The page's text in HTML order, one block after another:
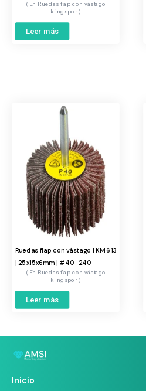
Ruedas flap con vástago
klingspor
Leer más
Ruedas flap con vástago | KM 613
| 25x15x6mm | #40-240
Ruedas flap con vástago
klingspor
Leer más
Inicio